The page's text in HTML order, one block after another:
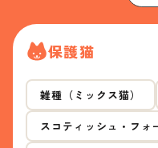
保護猫
雑種（ミックス猫）
スコティッシュ・フォ